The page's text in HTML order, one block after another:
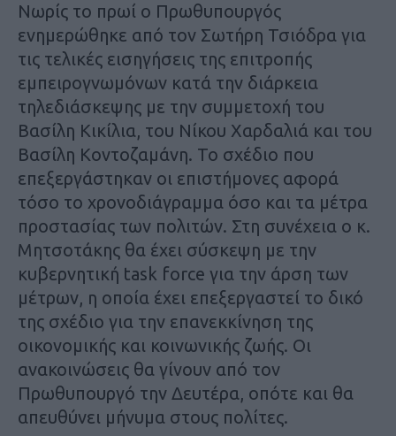
Νωρίς το πρωί ο Πρωθυπουργός
ενημερώθηκε από τον Σωτήρη Τσιόδρα για
τις τελικές εισηγήσεις της επιτροπής
εμπειρογνωμόνων κατά την διάρκεια
τηλεδιάσκεψης με την συμμετοχή του
Βασίλη Κικίλια, του Νίκου Χαρδαλιά και του
Βασίλη Κοντοζαμάνη. Το σχέδιο που
επεξεργάστηκαν οι επιστήμονες αφορά
τόσο το χρονοδιάγραμμα όσο και τα μέτρα
προστασίας των πολιτών. Στη συνέχεια ο κ.
Μητσοτάκης θα έχει σύσκεψη με την
κυβερνητική task force για την άρση των
μέτρων, η οποία έχει επεξεργαστεί το δικό
της σχέδιο για την επανεκκίνηση της
οικονομικής και κοινωνικής ζωής. Οι
ανακοινώσεις θα γίνουν από τον
Πρωθυπουργό την Δευτέρα, οπότε και θα
απευθύνει μήνυμα στους πολίτες.